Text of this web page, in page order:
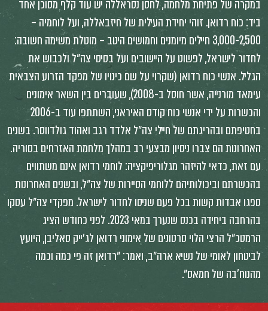
במקרה של פתיחת מלחמה, לחסן נסראללה יש עוד קלף מסוכן אחד
ביד: כוח רדואן. זוהי יחידת העילית של חיזבאללה, ועל לוחמיה –
3,000-2,500 חיילים מיומנים וחמושים היטב – מוטלת משימה חשובה:
לחדור לישראל, לפשוט על היישובים ועל בסיסי צה״ל ולכבוש את
הגליל. אנשי כוח רדואן (שקרוי על שם כינויו של מפקד הזרוע הצבאית
עימאד מורנייה, אשר חוסל ב-2008), שעוברים בין השאר אימונים
והכשרות על ידי אנשי כוח קודס האיראני, השתתפו עוד ב-2006
בחטיפתם ובהריגתם של חיילי צה״ל אלדד רגב ואהוד גולדווסר. בשנים
האחרונות הם צברו ניסיון מבצעי רב במהלך מלחמת האזרחים בסוריה.
עם זאת, כדאי להיזהר מגלוריפיקציה: לוחמי רדואן אינם משתווים
בהכשרתם וביכולותיהם ללוחמי הסיירות של צה״ל, ובשנים האחרונות
ספגו אבדות קשות בכל פעם שניסו לחדור לישראל. מפקדי צה״ל עסקו
בהרחבה ביחידה בכנס שנערך במאי 2023. לפני כחודש הציג
הרמטכ״ל הרצי הלוי סרטונים של אימוני רדואן לג׳ייק סאליבן, היועץ
לביטחון לאומי של נשיא ארה״ב, ואמר: ״רדואן זה פי כמה וכמה
מהנוח'בה של חמאס״.